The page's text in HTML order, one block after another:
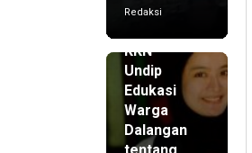
Redaksi
KKN
Undip
Edukasi
Warga
Dalangan